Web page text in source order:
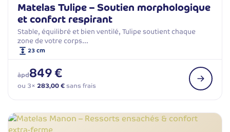
Matelas Tulipe – Soutien morphologique
et confort respirant
Stable, équilibré et bien ventilé, Tulipe soutient chaque
zone de votre corps…
23 cm
àpd849 €
ou 3× 283,00 €sans frais